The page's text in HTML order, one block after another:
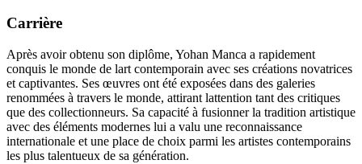
Carrière
Après avoir obtenu son diplôme, Yohan Manca a rapidement
conquis le monde de lart contemporain avec ses créations novatrices
et captivantes. Ses œuvres ont été exposées dans des galeries
renommées à travers le monde, attirant lattention tant des critiques
que des collectionneurs. Sa capacité à fusionner la tradition artistique
avec des éléments modernes lui a valu une reconnaissance
internationale et une place de choix parmi les artistes contemporains
les plus talentueux de sa génération.